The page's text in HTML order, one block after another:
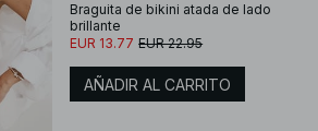
Braguita de bikini atada de lado
brillante
EUR 13.77 EUR 22.95
AÑADIR AL CARRITO